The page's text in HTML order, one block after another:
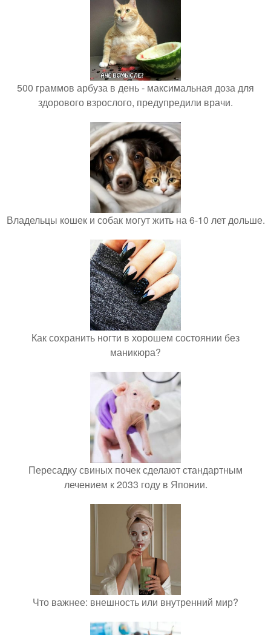
500 граммов арбуза в день - максимальная доза для
здорового взрослого, предупредили врачи.
Владельцы кошек и собак могут жить на 6-10 лет дольше.
Как сохранить ногти в хорошем состоянии без
маникюра?
Пересадку свиных почек сделают стандартным
лечением к 2033 году в Японии.
Что важнее: внешность или внутренний мир?